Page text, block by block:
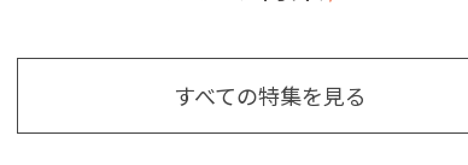
すべての特集を見る